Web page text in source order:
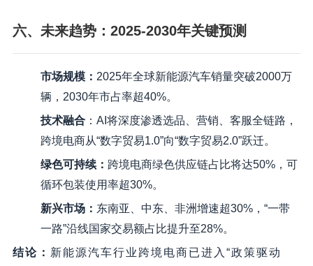
六、未来趋势：2025-2030年关键预测
市场规模： 2025年全球新能源汽车销量突破2000万
辆，2030年市占率超40%。
技术融合：AI将深度渗透选品、营销、客服全链路，
跨境电商从“数字贸易1.0”向“数字贸易2.0”跃迁。
绿色可持续： 跨境电商绿色供应链占比将达50%，可
循环包装使用率超30%。
新兴市场： 东南亚、中东、非洲增速超30%，“一带
一路”沿线国家交易额占比提升至28%。
结论 ： 新能源汽车行业跨境电商已进入“政策驱动